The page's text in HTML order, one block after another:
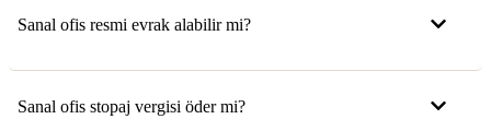
Sanal ofis resmi evrak alabilir mi?
Sanal ofis stopaj vergisi öder mi?